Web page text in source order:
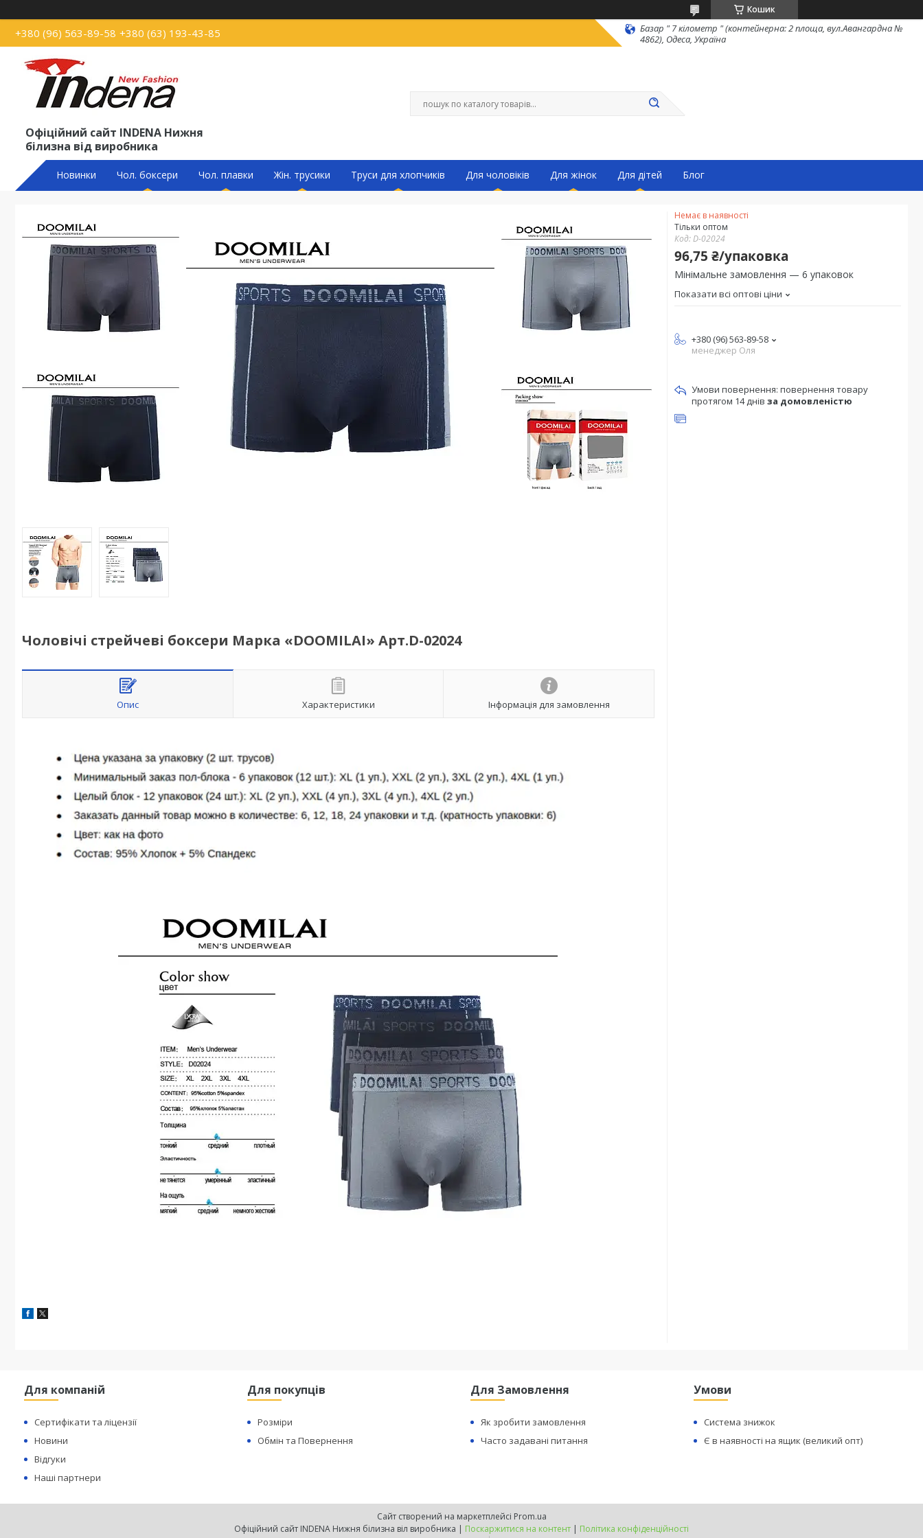
Кошик
+380 (96) 563-89-58 +380 (63) 193-43-85
Базар " 7 кілометр " (контейнерна: 2 площа, вул.Авангардна №
4862), Одеса, Україна
Офіційний сайт INDENA Нижня
білизна від виробника
Новинки Чол. боксери Чол. плавки Жін. трусики Труси для хлопчиків Для чоловіків Для жінок Для дітей Блог
Чоловічі стрейчеві боксери Марка «DOOMILAI» Арт.D-02024
Опис Характеристики Інформація для замовлення
Немає в наявності
Тільки оптом
Код:D-02024
96,75 ₴/упаковка
Мінімальне замовлення — 6 упаковок
Показати всі оптові ціни
+380 (96) 563-89-58
менеджер Оля
повернення товару
протягом 14 днів за домовленістю
Для компаній
Сертифікати та ліцензії
Новини
Відгуки
Наші партнери
Для покупців
Розміри
Обмін та Повернення
Для Замовлення
Як зробити замовлення
Часто задавані питання
Умови
Система знижок
Є в наявності на ящик (великий опт)
Сайт створений на маркетплейсі Prom.ua
Офіційний сайт INDENA Нижня білизна віл виробника | Поскаржитися на контент | Політика конфіденційності